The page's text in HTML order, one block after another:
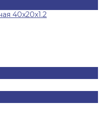
40x20x1.2